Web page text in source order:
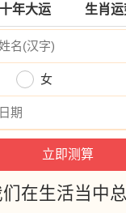
十年大运 生肖
女
在生活当中